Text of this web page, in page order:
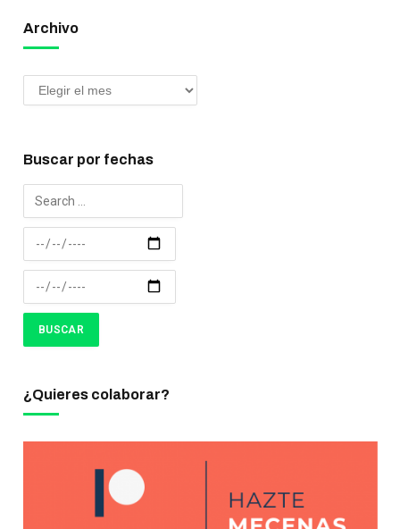
Archivo
Buscar por fechas
¿Quieres colaborar?